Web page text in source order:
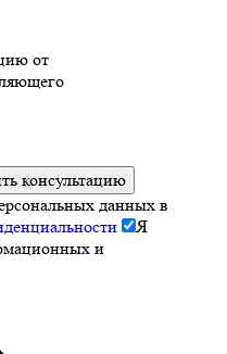
от
консультацию
данных в
Я
и